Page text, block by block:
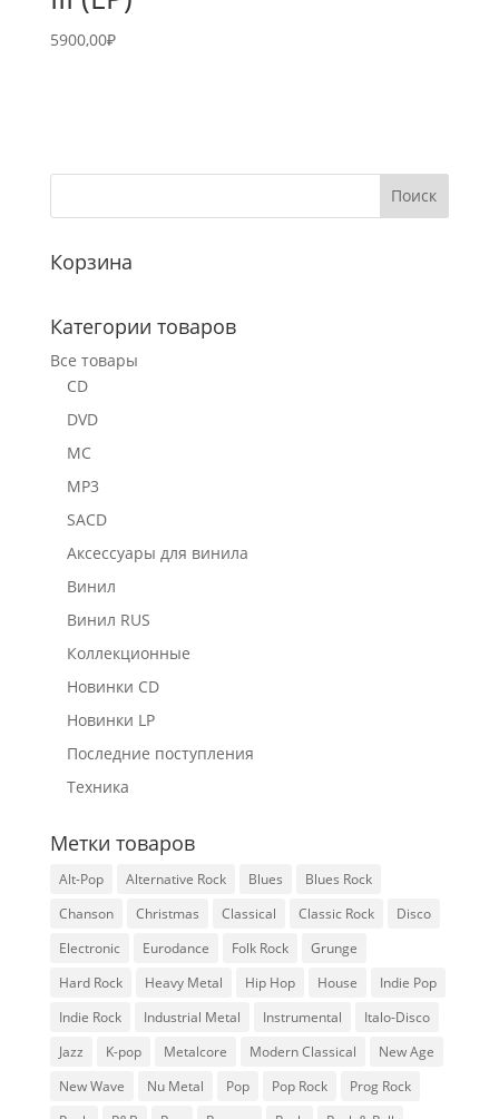
5900,00₽
Корзина
Категории товаров
Все товары
CD
DVD
MC
MP3
SACD
Аксессуары для винила
Винил
Винил RUS
Коллекционные
Новинки CD
Новинки LP
Последние поступления
Техника
Метки товаров
Alt-Pop Alternative Rock Blues
Blues Rock
Chanson
Christmas Classical Classic Rock
Disco
Electronic
Eurodance Folk Rock
Grunge
Hard Rock
Heavy Metal Hip Hop House
Indie Pop
Indie Rock
Industrial Metal Instrumental
Italo-Disco
Jazz
K-pop Metalcore Modern Classical
New Age
New Wave
Nu Metal Pop Pop Rock
Prog Rock